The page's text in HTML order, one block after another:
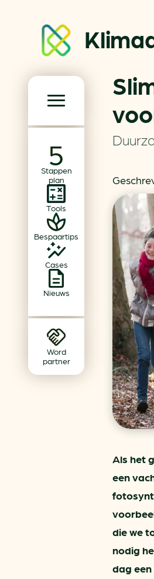
Stappen
plan
Tools
Bespaartips
Cases
Nieuws
Word
partner
Word
Als het
een
die we
nodig
dag